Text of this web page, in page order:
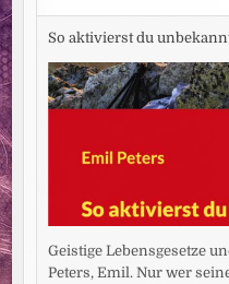
So aktivierst du
Geistige Lebensgesetze
Peters, Emil. Nur wer